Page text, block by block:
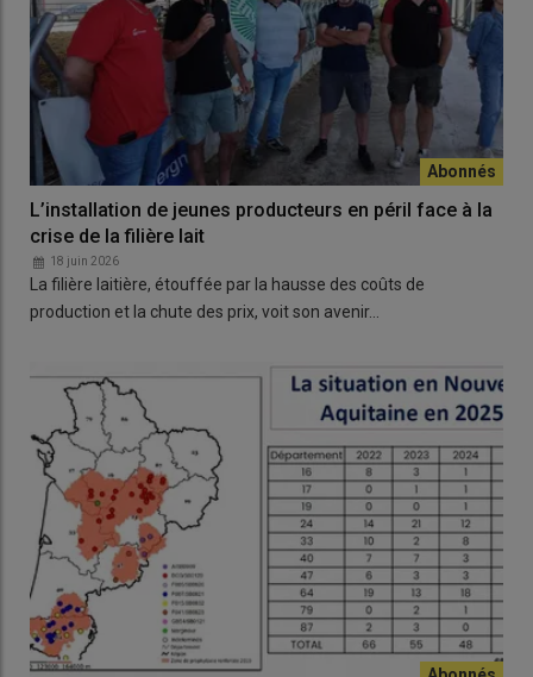
L’installation de jeunes producteurs en péril face à la
crise de la filière lait
18 juin 2026
La filière laitière, étouffée par la hausse des coûts de
production et la chute des prix, voit son avenir…